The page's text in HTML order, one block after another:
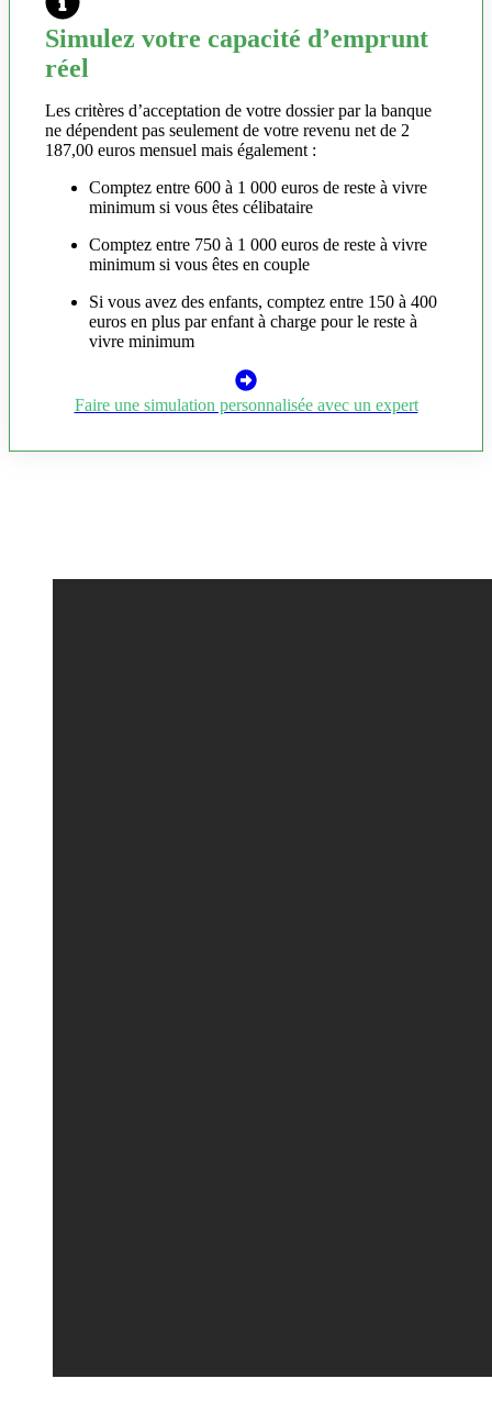
Simulez votre capacité d’emprunt
réel
Les critères d’acceptation de votre dossier par la banque
ne dépendent pas seulement de votre revenu net de 2
187,00 euros mensuel mais également :
Comptez entre 600 à 1 000 euros de reste à vivre
minimum si vous êtes célibataire
Comptez entre 750 à 1 000 euros de reste à vivre
minimum si vous êtes en couple
Si vous avez des enfants, comptez entre 150 à 400
euros en plus par enfant à charge pour le reste à
vivre minimum
Faire une simulation personnalisée avec un expert